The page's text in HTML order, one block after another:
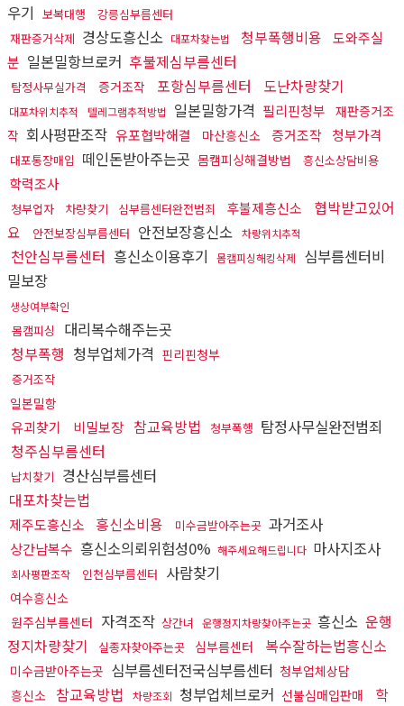
우기 보복대행
강릉심부름센터
재판증거삭제 경상도흥신소 대포차찾는법 청부폭행비용
도와주실
분 일본밀항브로커 후불제심부름센터
탐정사무실가격 증거조작 포항심부름센터 도난차량찾기
대포차위치추적 텔레그램추적방법 일본밀항가격 필리핀청부 재판증거조
작 회사평판조작 유포협박해결 마산흥신소 증거조작 청부가격
대포통장매입 떼인돈받아주는곳 몸캠피싱해결방법 흥신소상담비용
학력조사
청부업자 차량찾기 심부름센터완전범죄 후불제흥신소
협박받고있어
요
안전보장심부름센터 안전보장흥신소 차량위치추적
천안심부름센터 흥신소이용후기 몸캠피싱해킹삭제
심부름센터비
밀보장
생상여부확인
몸캠피싱
대리복수해주는곳
청부폭행 청부업체가격 핀리핀청부
증거조작
일본밀항
유괴찾기 비밀보장 참교육방법 청부폭행 탐정사무실완전범죄
청주심부름센터
납치찾기 경산심부름센터
대포차찾는법
제주도흥신소 흥신소비용 미수금받아주는곳 과거조사
상간남복수 흥신소의뢰위험성0% 해주세요해드립니다 마사지조사
회사평판조작 인천심부름센터 사람찾기
여수흥신소
원주심부름센터 자격조작 상간녀 운행정지차량찾아주는곳 흥신소 운행
정지차량찾기
실종자찾아주는곳 심부름센터 복수잘하는법흥신소
미수금받아주는곳 심부름센터전국심부름센터 청부업체상담
흥신소 참교육방법 차량조회 청부업체브로커 선불심매입판매
학